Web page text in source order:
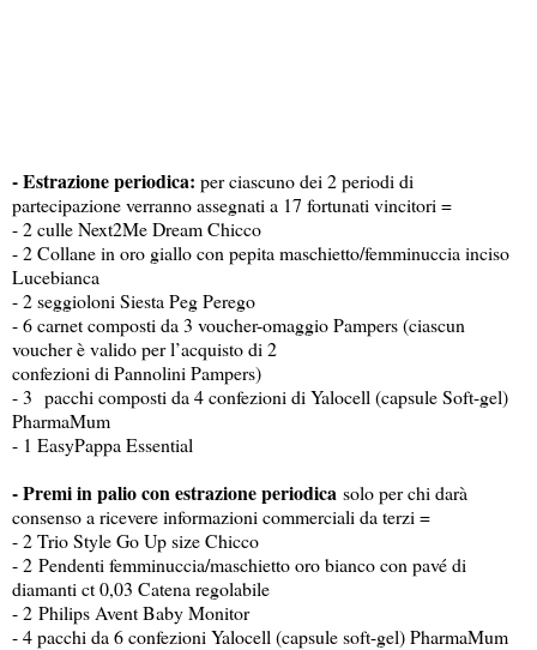
- Estrazione periodica: per ciascuno dei 2 periodi di
partecipazione verranno assegnati a 17 fortunati vincitori =
- 2 culle Next2Me Dream Chicco
- 2 Collane in oro giallo con pepita maschietto/femminuccia inciso
Lucebianca
- 2 seggioloni Siesta Peg Perego
- 6 carnet composti da 3 voucher-omaggio Pampers (ciascun
voucher è valido per l’acquisto di 2
confezioni di Pannolini Pampers)
- 3 pacchi composti da 4 confezioni di Yalocell (capsule Soft-gel)
PharmaMum
- 1 EasyPappa Essential
- Premi in palio con estrazione periodica solo per chi darà
consenso a ricevere informazioni commerciali da terzi =
- 2 Trio Style Go Up size Chicco
- 2 Pendenti femminuccia/maschietto oro bianco con pavé di
diamanti ct 0,03 Catena regolabile
- 2 Philips Avent Baby Monitor
- 4 pacchi da 6 confezioni Yalocell (capsule soft-gel) PharmaMum